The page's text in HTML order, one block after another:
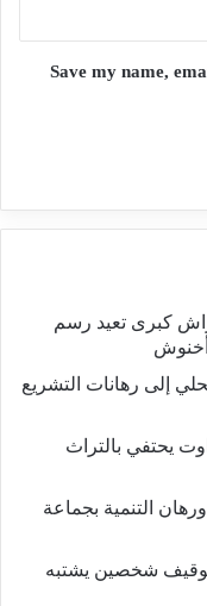
Save my name,
كبرى تعيد رسم
إلى رهانات التشريع
يحتفي بالتراث
التنمية بجماعة
وتوقيف شخصين يشتبه